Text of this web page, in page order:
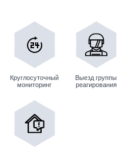
Круглосуточный
мониторинг
Выезд группы
реагирования